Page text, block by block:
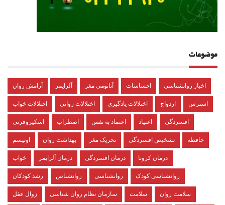
موضوعات
آرامش روان آلزایمر آناتومی مغز احساسات اخبار روانشناسی
اختلالات خواب اختلالات روانی اختلالات یادگیری ازدواج استرس
اسکیزوفرنی اضطراب اعتماد به نفس اعتیاد افسردگی
اوتیسم بهداشت روان تحریک مغز تشخیص افسردگی حافظه
خواب درمان آلزایمر درمان افسردگی درمان کرونا
رشد کودکان روانشناس روانشناسی روانشناسی کودک
زوال عقل سازمان نظام روان شناسی سلامت سلامت روان